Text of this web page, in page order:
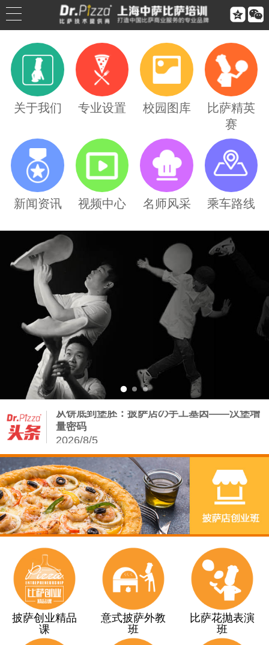


公司简介
公司荣誉
联系我们
合作伙伴
乘车路线
关于我们 专业设置 校园图库
比萨精英
赛
新闻资讯 视频中心 名师风采 乘车路线
Dr.Pizza2026第三季度培训课程排期：从0
2026/7/13
从饼底到堡胚：披萨店の手工基因——汉堡增
量密码
2026/8/5
披萨店如何借力手工汉堡炸鸡，打赢存量争夺
战？
2026/7/23
复刻正宗拿坡里，从读懂这会呼吸的面团开始
2026/7/20
Dr.Pizza2026第三季度培训课程排期：从0
2026/7/13
从饼底到堡胚：披萨店の手工基因——汉堡增
量密码
2026/8/5
披萨创业精品
课
意式披萨外教
班
比萨花抛表演
班